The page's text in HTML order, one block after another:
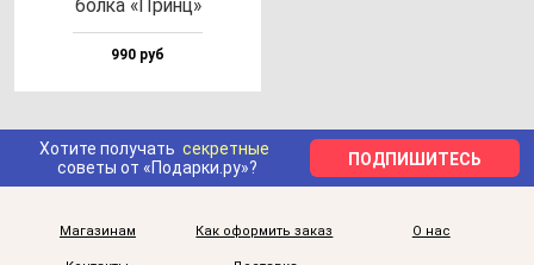
бол­ка «Принц»
990 руб
Хотите получать секретные
советы от «Подарки.ру»?
ПОДПИШИТЕСЬ
Магазинам Как оформить заказ О нас